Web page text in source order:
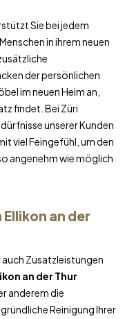
Sie bei jedem
in ihrem neuen
der persönlichen
im neuen Heim an,
findet. Bei Züri
unserer Kunden
viel Feingefühl, um den
angenehm wie möglich
Ellikon an der
Zusatzleistungen
an der Thur
anderem die
Reinigung Ihrer